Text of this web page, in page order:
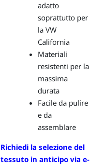
adatto
soprattutto per
la VW
California
Materiali
resistenti per la
massima
durata
Facile da pulire
e da
assemblare
Richiedi la selezione del
tessuto in anticipo via e-